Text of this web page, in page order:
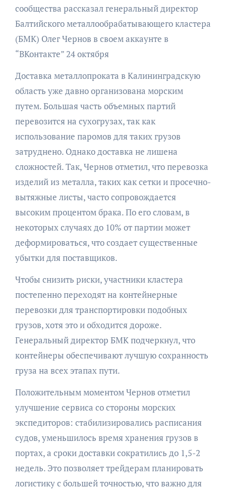
сообщества рассказал генеральный директор
Балтийского металлообрабатывающего кластера
(БМК) Олег Чернов в своем аккаунте в
“ВКонтакте” 24 октября
Доставка металлопроката в Калининградскую
область уже давно организована морским
путем. Большая часть объемных партий
перевозится на сухогрузах, так как
использование паромов для таких грузов
затруднено. Однако доставка не лишена
сложностей. Так, Чернов отметил, что перевозка
изделий из металла, таких как сетки и просечно-
вытяжные листы, часто сопровождается
высоким процентом брака. По его словам, в
некоторых случаях до 10% от партии может
деформироваться, что создает существенные
убытки для поставщиков.
Чтобы снизить риски, участники кластера
постепенно переходят на контейнерные
перевозки для транспортировки подобных
грузов, хотя это и обходится дороже.
Генеральный директор БМК подчеркнул, что
контейнеры обеспечивают лучшую сохранность
груза на всех этапах пути.
Положительным моментом Чернов отметил
улучшение сервиса со стороны морских
экспедиторов: стабилизировались расписания
судов, уменьшилось время хранения грузов в
портах, а сроки доставки сократились до 1,5-2
недель. Это позволяет трейдерам планировать
логистику с большей точностью, что важно для